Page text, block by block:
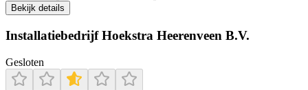
Bekijk details
Installatiebedrijf Hoekstra Heerenveen B.V.
Gesloten